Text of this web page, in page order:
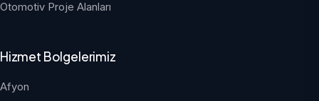
Otomotiv Proje Alanları
Hizmet Bolgelerimiz
Afyon